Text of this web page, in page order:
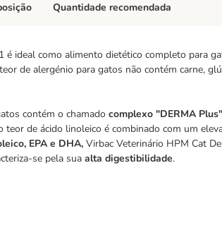
é ideal como alimento dietético completo para
de alergénio para gatos não contém carne,
contém o chamado complexo "DERMA
teor de ácido linoleico é combinado com um
EPA e DHA, Virbac Veterinário HPM Cat
se pela sua alta digestibilidade.
Quantidade recomendada